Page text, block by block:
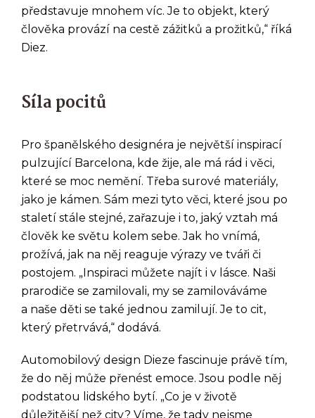
představuje mnohem víc. Je to objekt, který
člověka provází na cestě zážitků a prožitků,“ říká
Diez.
Síla pocitů
Pro španělského designéra je největší inspirací
pulzující Barcelona, kde žije, ale má rád i věci,
které se moc nemění. Třeba surové materiály,
jako je kámen. Sám mezi tyto věci, které jsou po
staletí stále stejné, zařazuje i to, jaký vztah má
člověk ke světu kolem sebe. Jak ho vnímá,
prožívá, jak na něj reaguje výrazy ve tváři či
postojem. „Inspiraci můžete najít i v lásce. Naši
prarodiče se zamilovali, my se zamilováváme
a naše děti se také jednou zamilují. Je to cit,
který přetrvává,“ dodává.
Automobilový design Dieze fascinuje právě tím,
že do něj může přenést emoce. Jsou podle něj
podstatou lidského bytí. „Co je v životě
důležitější než city? Víme, že tady nejsme